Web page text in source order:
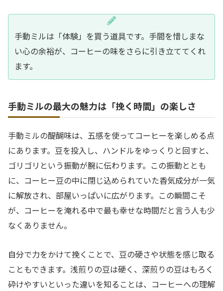
手動ミルは「体験」を買う道具です。手間を惜しまな
い心の余裕が、コーヒーの味をさらに引き立ててくれ
ます。
手動ミルの最大の魅力は「挽く時間」の楽しさ
手動ミルの醍醐味は、五感を使ってコーヒーを楽しめる点
にあります。豆を投入し、ハンドルをゆっくりと回すと、
ゴリゴリという振動が腕に伝わります。この振動ととも
に、コーヒー豆の中に閉じ込められていた香気成分が一気
に解放され、部屋いっぱいに広がります。この瞬間こそ
が、コーヒーを淹れる中で最も幸せな時間だと言う人も少
なくありません。
自分で力をかけて挽くことで、豆の硬さや状態を感じ取る
こともできます。浅煎りの豆は硬く、深煎りの豆はもろく
砕けやすいといった違いを知ることは、コーヒーへの理解